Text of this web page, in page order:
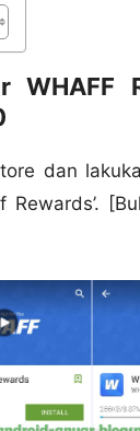
WHAFF
dan
Rewards’.